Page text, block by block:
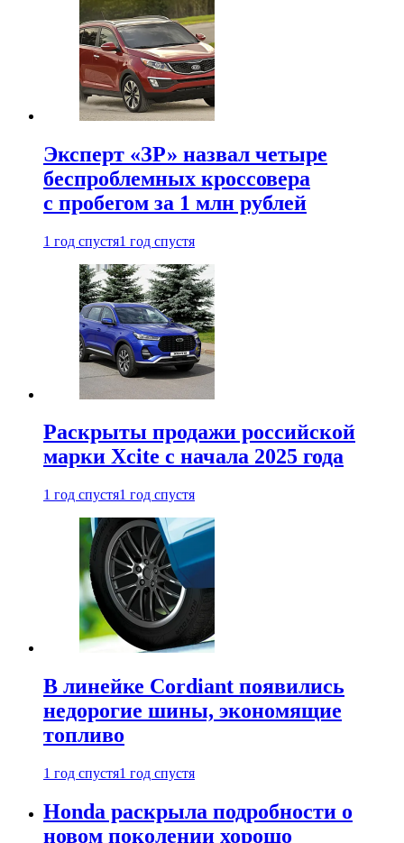
Эксперт «ЗР» назвал четыре
беспроблемных кроссовера
с пробегом за 1 млн рублей
1 год спустя1 год спустя
Раскрыты продажи российской
марки Xcite с начала 2025 года
1 год спустя1 год спустя
В линейке Cordiant появились
недорогие шины, экономящие
топливо
1 год спустя1 год спустя
Honda раскрыла подробности о
новом поколении хорошо